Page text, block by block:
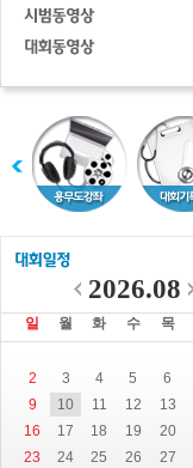
2026.08
일 월 화 수 목
2
3 4 5 6
9
10 11 12 13
16
17 18 19 20
23
24 25 26 27